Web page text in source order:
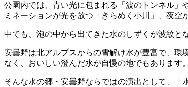
公園内では、青い光に包まれる「波のトンネル」
ミネーションが光を放つ「きらめく小川」、夜
中でも、泡の中から出てきた水のしずくが波紋と
安曇野は北アルプスからの雪解け水が豊富で、環
なく、おいしい澄んだ水が自慢の地でもあります。
そんな水の郷・安曇野ならではの演出として、「